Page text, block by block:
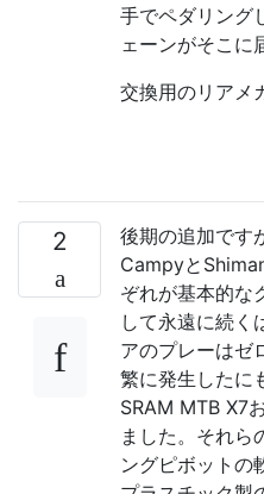
手でペダリング
ェーンがそこに
交換用のリアメ
2
後期の追加です
Campyと
ぞれが基本的な
して永遠に続く
アのプレーはゼ
繁に発生したに
SRAM MTB X7
ました。それら
ングピボットの